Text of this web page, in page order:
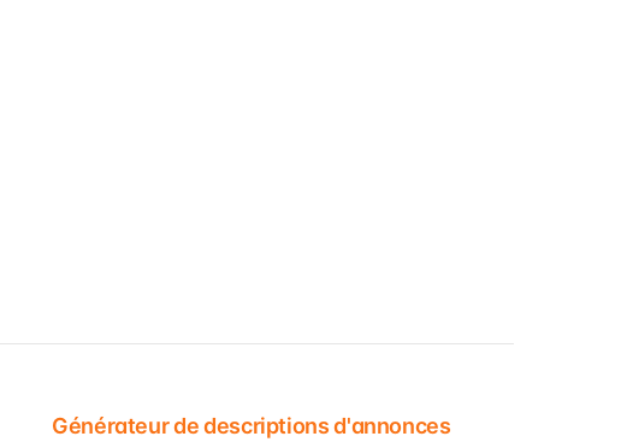
Générateur de descriptions d'annonces